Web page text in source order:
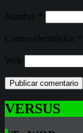
Nombre
Correo electrónico
Web
VERSUS